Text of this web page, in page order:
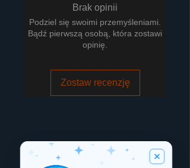
Brak opinii
Podziel się swoimi przemyśleniami.
Bądź pierwszą osobą, która zostawi
opinię.
Zostaw recenzję